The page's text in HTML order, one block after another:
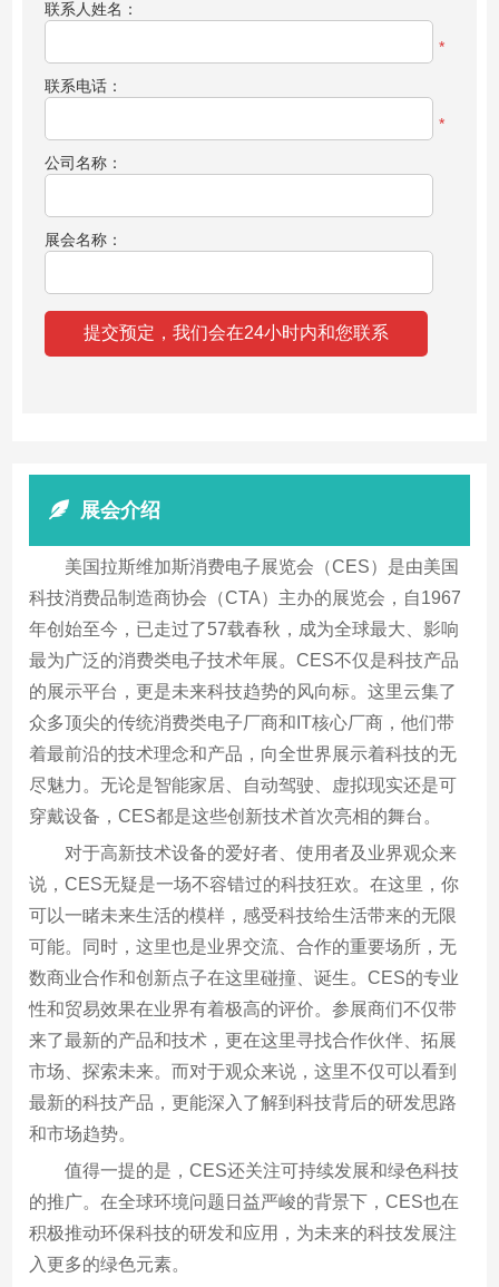
联系人姓名：
*
联系电话：
*
公司名称：
展会名称：
展会介绍
美国拉斯维加斯消费电子展览会（CES）是由美国
科技消费品制造商协会（CTA）主办的展览会，自1967
年创始至今，已走过了57载春秋，成为全球最大、影响
最为广泛的消费类电子技术年展。CES不仅是科技产品
的展示平台，更是未来科技趋势的风向标。这里云集了
众多顶尖的传统消费类电子厂商和IT核心厂商，他们带
着最前沿的技术理念和产品，向全世界展示着科技的无
尽魅力。无论是智能家居、自动驾驶、虚拟现实还是可
穿戴设备，CES都是这些创新技术首次亮相的舞台。
对于高新技术设备的爱好者、使用者及业界观众来
说，CES无疑是一场不容错过的科技狂欢。在这里，你
可以一睹未来生活的模样，感受科技给生活带来的无限
可能。同时，这里也是业界交流、合作的重要场所，无
数商业合作和创新点子在这里碰撞、诞生。CES的专业
性和贸易效果在业界有着极高的评价。参展商们不仅带
来了最新的产品和技术，更在这里寻找合作伙伴、拓展
市场、探索未来。而对于观众来说，这里不仅可以看到
最新的科技产品，更能深入了解到科技背后的研发思路
和市场趋势。
值得一提的是，CES还关注可持续发展和绿色科技
的推广。在全球环境问题日益严峻的背景下，CES也在
积极推动环保科技的研发和应用，为未来的科技发展注
入更多的绿色元素。